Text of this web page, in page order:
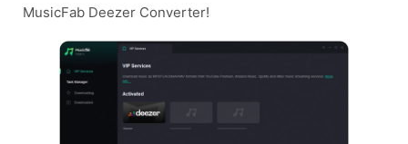
MusicFab Deezer Converter!